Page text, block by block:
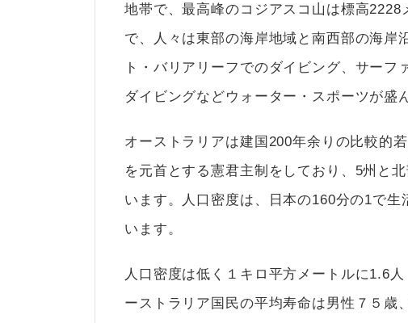
地帯で、最高峰のコジアスコ山は標高
で、人々は東部の海岸地域と南西部の海岸
ト・バリアリーフでのダイビング、サー
ダイビングなどウォーター・スポーツが盛
オーストラリアは建国200年余りの比較的
を元首とする憲君主制をしており、5州と
います。人口密度は、日本の160分の1で
います。
人口密度は低く１キロ平方メートルに1.6
ーストラリア国民の平均寿命は男性７５歳